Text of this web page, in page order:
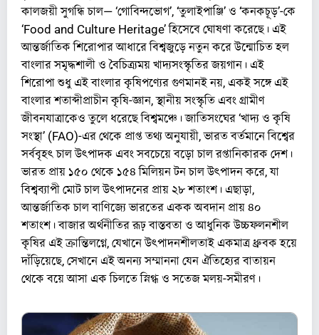
কালজয়ী সুগন্ধি চাল— ‘গোবিন্দভোগ’, ‘তুলাইপাঞ্জি’ ও ‘কনকচূড়’-কে
‘Food and Culture Heritage’ হিসেবে ঘোষণা করেছে। এই
আন্তর্জাতিক শিরোপার আধারে বিশ্বজুড়ে নতুন করে উন্মোচিত হল
বাংলার সমৃদ্ধশালী ও বৈচিত্র্যময় খাদ্যসংস্কৃতির জয়গান। এই
শিরোপা শুধু এই বাংলার কৃষিপণ্যের গুণমানই নয়, একই সঙ্গে এই
বাংলার শতাব্দীপ্রাচীন কৃষি-জ্ঞান, স্থানীয় সংস্কৃতি এবং গ্রামীণ
জীবনযাত্রাকেও তুলে ধরেছে বিশ্বমঞ্চে। জাতিসংঘের ‘খাদ্য ও কৃষি
সংস্থা’ (FAO)-এর থেকে প্রাপ্ত তথ্য অনুযায়ী, ভারত বর্তমানে বিশ্বের
সর্ববৃহৎ চাল উৎপাদক এবং সবচেয়ে বড়ো চাল রপ্তানিকারক দেশ।
ভারত প্রায় ১৫০ থেকে ১৫৪ মিলিয়ন টন চাল উৎপাদন করে, যা
বিশ্বব্যাপী মোট চাল উৎপাদনের প্রায় ২৮ শতাংশ। এছাড়া,
আন্তর্জাতিক চাল বাণিজ্যে ভারতের একক অবদান প্রায় ৪০
শতাংশ। বাজার অর্থনীতির রূঢ় বাস্তবতা ও আধুনিক উচ্চফলনশীল
কৃষির এই ক্রান্তিলগ্নে, যেখানে উৎপাদনশীলতাই একমাত্র ধ্রুবক হয়ে
দাঁড়িয়েছে, সেখানে এই অনন্য সম্মাননা যেন ঐতিহ্যের বাতায়ন
থেকে বয়ে আসা এক চিলতে স্নিগ্ধ ও সতেজ মলয়-সমীরণ।